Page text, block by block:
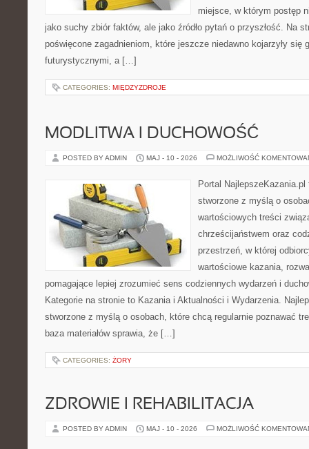
miejsce, w którym postęp
jako suchy zbiór faktów, ale jako źródło pytań o przyszłość. Na
poświęcone zagadnieniom, które jeszcze niedawno kojarzyły się
futurystycznymi, a […]
CATEGORIES: MIĘDZYZDROJE
MODLITWA I DUCHOWOŚĆ
POSTED BY ADMIN MAJ - 10 - 2026 MOŻLIWOŚĆ
Portal
stworzone z myślą o
wartościowych treści
chrześcijaństwem oraz
przestrzeń, w której
wartościowe kazania,
pomagające lepiej zrozumieć sens codziennych wydarzeń i
Kategorie na stronie to Kazania i Aktualności i Wydarzenia.
stworzone z myślą o osobach, które chcą regularnie poznawać
baza materiałów sprawia, że […]
CATEGORIES: ŻORY
ZDROWIE I REHABILITACJA
POSTED BY ADMIN MAJ - 10 - 2026 MOŻLIWOŚĆ